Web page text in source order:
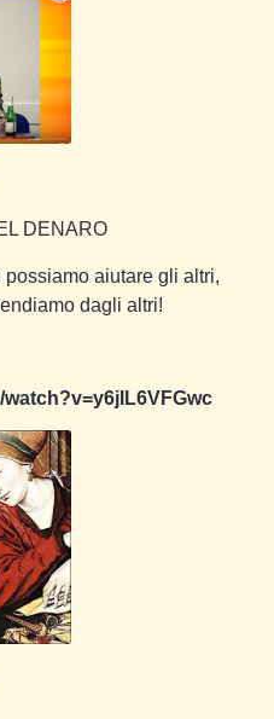
DENARO
aiutare gli altri,
dagli altri!